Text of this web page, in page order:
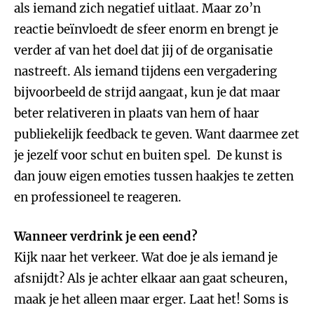
als iemand zich negatief uitlaat. Maar zo’n
reactie beïnvloedt de sfeer enorm en brengt je
verder af van het doel dat jij of de organisatie
nastreeft. Als iemand tijdens een vergadering
bijvoorbeeld de strijd aangaat, kun je dat maar
beter relativeren in plaats van hem of haar
publiekelijk feedback te geven. Want daarmee zet
je jezelf voor schut en buiten spel. De kunst is
dan jouw eigen emoties tussen haakjes te zetten
en professioneel te reageren.
Wanneer verdrink je een eend?
Kijk naar het verkeer. Wat doe je als iemand je
afsnijdt? Als je achter elkaar aan gaat scheuren,
maak je het alleen maar erger. Laat het! Soms is